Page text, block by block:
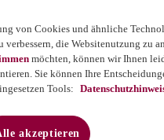
von Cookies und ähnliche
die Websitenutzung zu
möchten, können wir Ihnen
Sie können Ihre
Tools:
akzeptieren